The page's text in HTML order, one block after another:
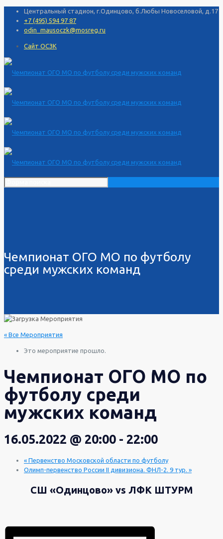
Центральный стадион, г.Одинцово, б.Любы Новоселовой, д.17
+7 (495) 594 97 87
odin_mausoczk@mosreg.ru
Сайт ОСЗК
Чемпионат ОГО МО по футболу
среди мужских команд
« Все Мероприятия
Это мероприятие прошло.
Чемпионат ОГО МО по
футболу среди
мужских команд
16.05.2022 @ 20:00 - 22:00
« Первенство Московской области по футболу
Олимп-первенство России II дивизиона. ФНЛ-2. 9 тур. »
СШ «Одинцово» vs ЛФК ШТУРМ